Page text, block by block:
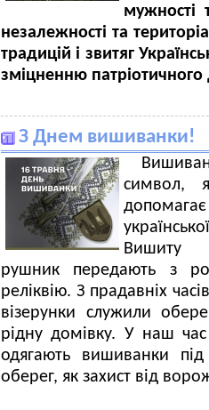
мужності
незалежності та
традицій і звитяг
зміцненню патріотичного
З Днем вишиванки!
символ,
рушник передають з
реліквію. З прадавніх
візерунки служили
рідну домівку. У наш час
одягають вишиванки
оберег, як захист від